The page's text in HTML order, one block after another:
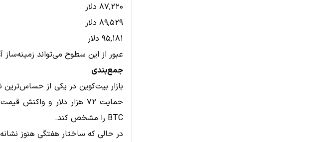
۸۷,۲۲۰ دلار
۸۹,۵۲۹ دلار
۹۵,۱۸۱ دلار
عبور از این سطوح می‌تواند
جمع‌بندی
بازار بیت‌کوین در یکی از
BTC را مشخص کند.
در حالی که ساختار هفتگی هنوز